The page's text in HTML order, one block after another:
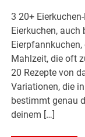
3 20+
Eierkuchen,
Mahlzeit, die oft
20 Rezepte von
Variationen, die
bestimmt genau
deinem […]